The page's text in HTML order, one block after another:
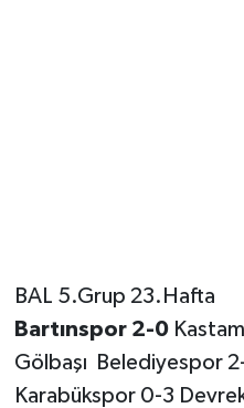
BAL 5.Grup 23.Hafta
Bartınspor 2-0
Gölbaşı Belediyespor
Karabükspor 0-3